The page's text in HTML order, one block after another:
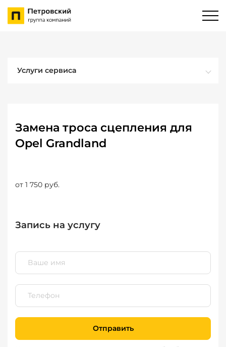
Услуги сервиса
Замена троса сцепления для
Opel Grandland
от 1 750 руб.
Запись на услугу
Отправить